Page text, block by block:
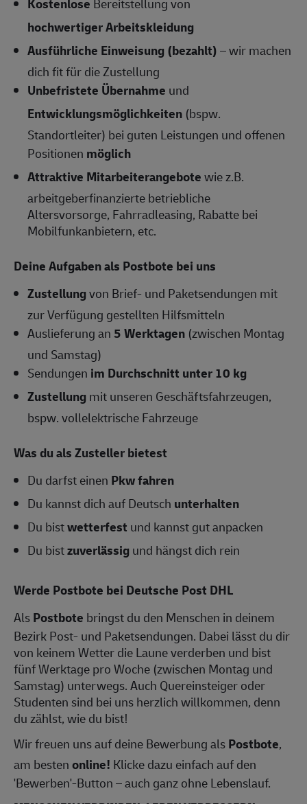
hochwertiger Arbeitskleidung
Ausführliche Einweisung (bezahlt)– wir machen
dich fit für die Zustellung
Unbefristete Übernahme und
Entwicklungsmöglichkeiten (bspw.
Standortleiter) bei guten Leistungen und offenen
Positionen möglich
Attraktive Mitarbeiterangebotewie z.B.
arbeitgeberfinanzierte betriebliche
Altersvorsorge, Fahrradleasing, Rabatte bei
Mobilfunkanbietern, etc.
Deine Aufgaben als Postbote bei uns
Zustellungvon Brief- und Paketsendungen mit
zur Verfügung gestellten Hilfsmitteln
Auslieferung an5 Werktagen (zwischen Montag
und Samstag)
Sendungen im Durchschnitt unter 10 kg
Zustellungmit unseren Geschäftsfahrzeugen,
bspw. vollelektrische Fahrzeuge
Was du als Zusteller bietest
Du darfst einen Pkw fahren
Du kannst dich auf Deutsch unterhalten
Du bistwetterfest und kannst gut anpacken
Du bistzuverlässigund hängst dich rein
Werde Postbote bei Deutsche Post DHL
AlsPostbote bringst du den Menschen in deinem
Bezirk Post- und Paketsendungen. Dabei lässt du dir
von keinem Wetter die Laune verderben und bist
fünf Werktage pro Woche (zwischen Montag und
Samstag) unterwegs. Auch Quereinsteiger oder
Studenten sind bei uns herzlich willkommen, denn
du zählst, wie du bist!
Wir freuen uns auf deine Bewerbung alsPostbote,
am bestenonline! Klicke dazu einfach auf den
'Bewerben'-Button – auch ganz ohne Lebenslauf.